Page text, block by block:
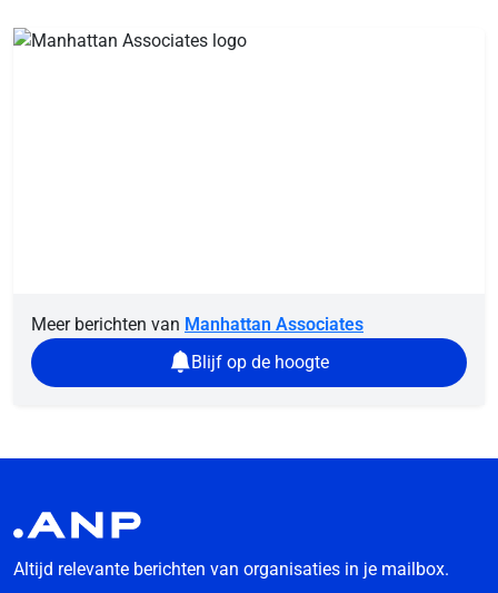
Meer berichten van Manhattan Associates
Blijf op de hoogte
Altijd relevante berichten van organisaties in je mailbox.